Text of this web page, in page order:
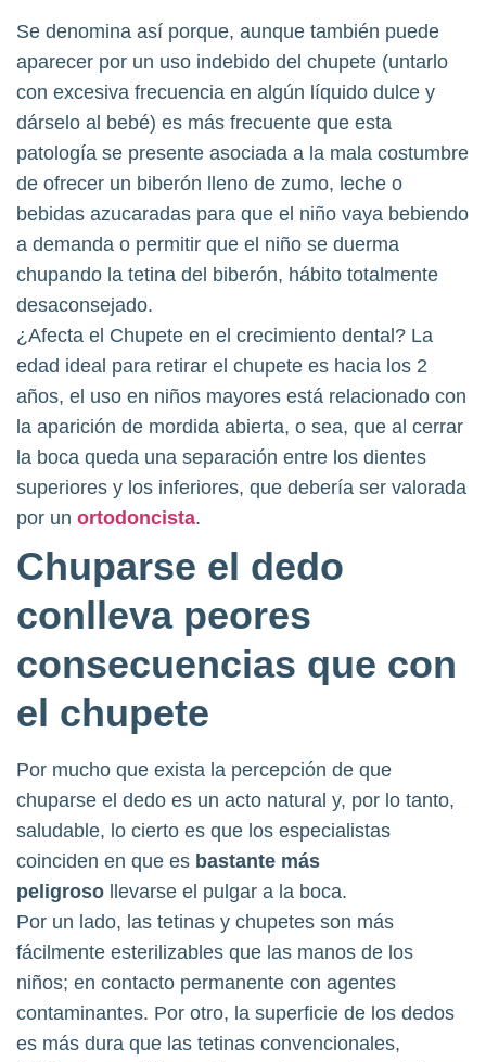
Se denomina así porque, aunque también puede
aparecer por un uso indebido del chupete (untarlo
con excesiva frecuencia en algún líquido dulce y
dárselo al bebé) es más frecuente que esta
patología se presente asociada a la mala costumbre
de ofrecer un biberón lleno de zumo, leche o
bebidas azucaradas para que el niño vaya bebiendo
a demanda o permitir que el niño se duerma
chupando la tetina del biberón, hábito totalmente
desaconsejado.
¿Afecta el Chupete en el crecimiento dental? La
edad ideal para retirar el chupete es hacia los 2
años, el uso en niños mayores está relacionado con
la aparición de mordida abierta, o sea, que al cerrar
la boca queda una separación entre los dientes
superiores y los inferiores, que debería ser valorada
por un ortodoncista.
Chuparse el dedo
conlleva peores
consecuencias que con
el chupete
Por mucho que exista la percepción de que
chuparse el dedo es un acto natural y, por lo tanto,
saludable, lo cierto es que los especialistas
coinciden en que es bastante más
peligroso llevarse el pulgar a la boca.
Por un lado, las tetinas y chupetes son más
fácilmente esterilizables que las manos de los
niños; en contacto permanente con agentes
contaminantes. Por otro, la superficie de los dedos
es más dura que las tetinas convencionales,